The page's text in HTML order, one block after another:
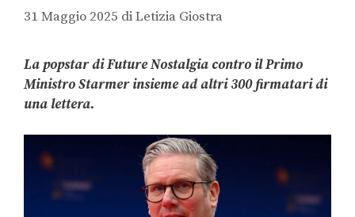
31 Maggio 2025 diLetizia Giostra
La popstar di Future Nostalgia contro il Primo
Ministro Starmer insieme ad altri 300 firmatari di
una lettera.